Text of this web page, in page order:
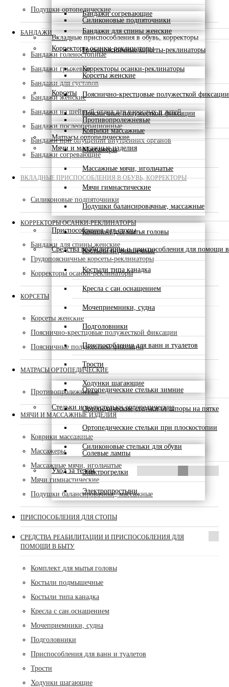
Бандажи согревающие
Вкладные приспособления в обувь, корректоры
Силиконовые подпяточники
Корректоры осанки-реклинаторы
Бандажи для спины женские
Грудопоясничные корсеты-реклинаторы
Корректоры осанки-реклинаторы
Корсеты
Корсеты женские
Пояснично-крестцовые полужесткой фиксации
Поясничные полужесткой фиксации
Матрасы ортопедические
Противопролежневые
Мячи и массажные изделия
Коврики массажные
Массажеры
Массажные мячи, игольчатые
Мячи гимнастические
Подушки балансировачные, массажные
Приспособления для стопы
Средства реабилитации и приспособления для помощи
Комплект для мытья головы
Костыли подмышечные
Костыли типа канадка
Кресла с сан.оснащением
Мочеприемники, судна
Подголовники
Приспособления для ванн и туалетов
Трости
Ходунки шагающие
Стельки и полустельки ортопедические
Ортопедические стельки зимние
Ортопедические стельки от шпоры на пятке
Ортопедические стельки при плоскостопии
Силиконовые стельки для обуви
Уход за телом
Солевые лампы
Электрогрелки
Электропростыни
Подушки ортопедические
БАНДАЖИ
Бандажи голеностопные
Бандажи грыжевые
Бандажи для суставов
Бандажи женские
Бандажи на шейный отдел для взрослых и детей
Бандажи послеоперационные
Бандажи при опущении внутренних органов
Бандажи согревающие
ВКЛАДНЫЕ ПРИСПОСОБЛЕНИЯ В ОБУВЬ, КОРРЕКТОРЫ
Силиконовые подпяточники
КОРРЕКТОРЫ ОСАНКИ-РЕКЛИНАТОРЫ
Бандажи для спины женские
Грудопоясничные корсеты-реклинаторы
Корректоры осанки-реклинаторы
КОРСЕТЫ
Корсеты женские
Пояснично-крестцовые полужесткой фиксации
Поясничные полужесткой фиксации
МАТРАСЫ ОРТОПЕДИЧЕСКИЕ
Противопролежневые
МЯЧИ И МАССАЖНЫЕ ИЗДЕЛИЯ
Коврики массажные
Массажеры
Массажные мячи, игольчатые
Мячи гимнастические
Подушки балансировачные, массажные
ПРИСПОСОБЛЕНИЯ ДЛЯ СТОПЫ
СРЕДСТВА РЕАБИЛИТАЦИИ И ПРИСПОСОБЛЕНИЯ ДЛЯ
ПОМОЩИ В БЫТУ
Комплект для мытья головы
Костыли подмышечные
Костыли типа канадка
Кресла с сан.оснащением
Мочеприемники, судна
Подголовники
Приспособления для ванн и туалетов
Трости
Ходунки шагающие